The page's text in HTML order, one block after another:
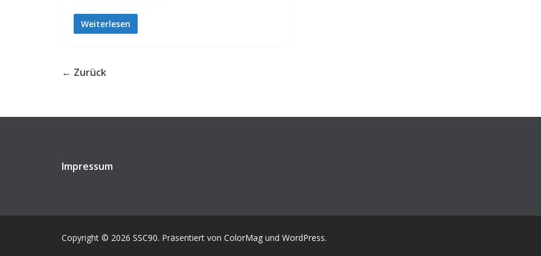
Weiterlesen
← Zurück
Impressum
Copyright © 2026 SSC90. Präsentiert von ColorMag und WordPress.